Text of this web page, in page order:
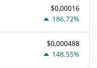
$0,00016
186.72%
$0,000488
148.55%